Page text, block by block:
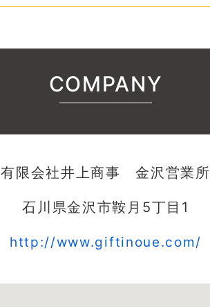
COMPANY
有限会社井上商事 金沢営業所
石川県金沢市鞍月5丁目1
http://www.giftinoue.com/